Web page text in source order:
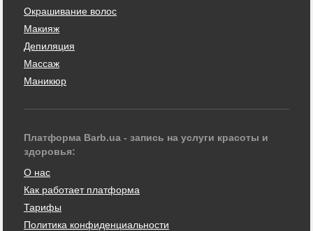
Окрашивание волос
Макияж
Депиляция
Массаж
Маникюр
Платформа Barb.ua - запись на услуги красоты и
здоровья:
О нас
Как работает платформа
Тарифы
Политика конфиденциальности